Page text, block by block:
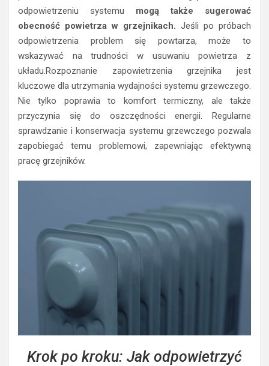
odpowietrzeniu systemu mogą także sugerować
obecność powietrza w grzejnikach. Jeśli po próbach
odpowietrzenia problem się powtarza, może to
wskazywać na trudności w usuwaniu powietrza z
układu.Rozpoznanie zapowietrzenia grzejnika jest
kluczowe dla utrzymania wydajności systemu grzewczego.
Nie tylko poprawia to komfort termiczny, ale także
przyczynia się do oszczędności energii. Regularne
sprawdzanie i konserwacja systemu grzewczego pozwala
zapobiegać temu problemowi, zapewniając efektywną
pracę grzejników.
Krok po kroku: Jak odpowietrzyć